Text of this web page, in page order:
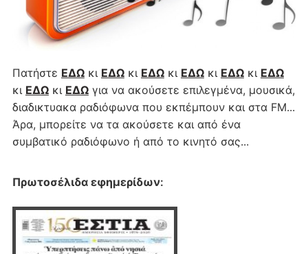
Πατήστε ΕΔΩκι ΕΔΩκι ΕΔΩκι ΕΔΩκι ΕΔΩκι ΕΔΩ
κι ΕΔΩκι ΕΔΩγια να ακούσετε επιλεγμένα, μουσικά,
διαδικτυακα ραδιόφωνα που εκπέμπουν και στα FM...
Άρα, μπορείτε να τα ακούσετε και από ένα
συμβατικό ραδιόφωνο ή από το κινητό σας...
Πρωτοσέλιδα εφημερίδων: